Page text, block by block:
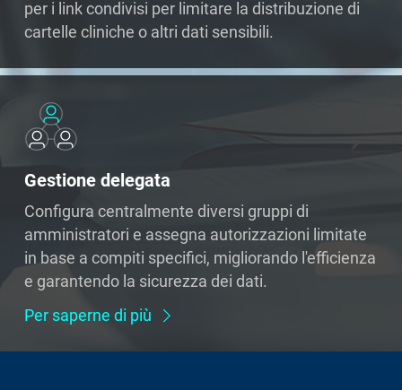
per i link condivisi per limitare la distribuzione di
cartelle cliniche o altri dati sensibili.
Gestione delegata
Configura centralmente diversi gruppi di
amministratori e assegna autorizzazioni limitate
in base a compiti specifici, migliorando l'efficienza
e garantendo la sicurezza dei dati.
Per saperne di più